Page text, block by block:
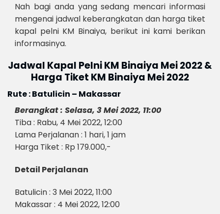
Nah bagi anda yang sedang mencari informasi
mengenai jadwal keberangkatan dan harga tiket
kapal pelni KM Binaiya, berikut ini kami berikan
informasinya.
Jadwal Kapal Pelni KM Binaiya Mei 2022 &
Harga Tiket KM Binaiya Mei 2022
Rute : Batulicin – Makassar
Berangkat : Selasa, 3 Mei 2022, 11:00
Tiba : Rabu, 4 Mei 2022, 12:00
Lama Perjalanan : 1 hari, 1 jam
Harga Tiket : Rp 179.000,-
Detail Perjalanan
Batulicin : 3 Mei 2022, 11:00
Makassar : 4 Mei 2022, 12:00